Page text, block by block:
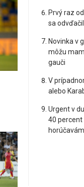
Prvý raz
sa
Novinka v
môžu
gauči
V
alebo
Urgent v
40 percent
horúčavám